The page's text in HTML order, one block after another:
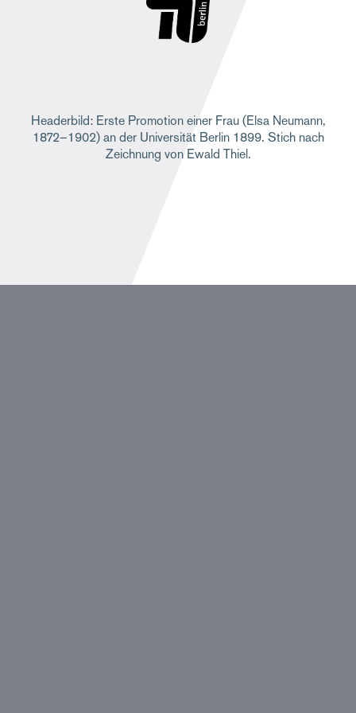
Headerbild: Erste Promotion einer Frau (Elsa Neumann,
1872–1902) an der Universität Berlin 1899. Stich nach
Zeichnung von Ewald Thiel.